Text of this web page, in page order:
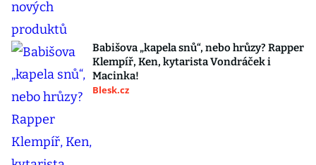
Babišova „kapela snů“, nebo hrůzy? Rapper
Klempíř, Ken, kytarista Vondráček i
Macinka!
Blesk.cz